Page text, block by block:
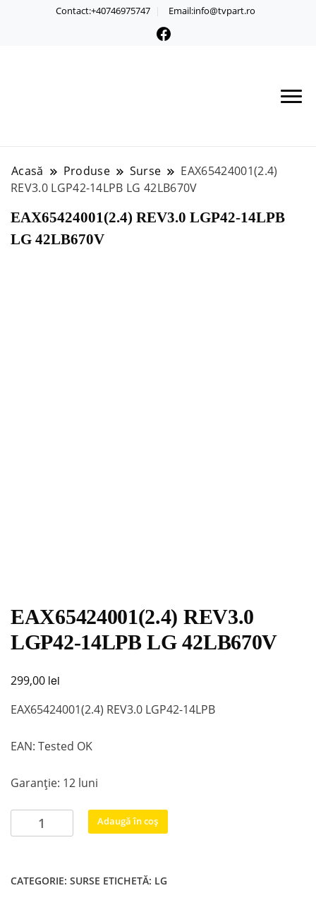
Contact:+40746975747 Email:info@tvpart.ro
Acasă Produse Surse
EAX65424001(2.4)
REV3.0 LGP42-14LPB LG 42LB670V
EAX65424001(2.4) REV3.0 LGP42-14LPB
LG 42LB670V
EAX65424001(2.4) REV3.0
LGP42-14LPB LG 42LB670V
299,00 lei
EAX65424001(2.4) REV3.0 LGP42-14LPB
EAN: Tested OK
Garanție: 12 luni
Cantitate
EAX65424001(2.4)
14LPB
Adaugă în coș
CATEGORIE: SURSE ETICHETĂ: LG